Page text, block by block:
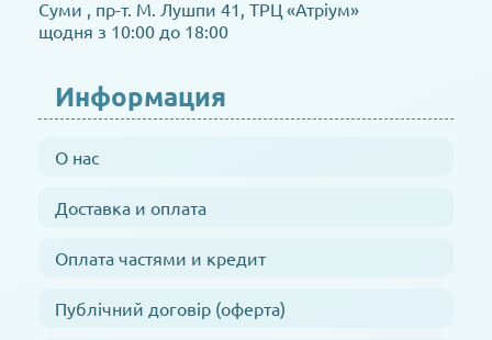
Суми , пр-т. М. Лушпи 41, ТРЦ «Атріум»
щодня з 10:00 до 18:00
Информация
О нас
Доставка и оплата
Оплата частями и кредит
Публічний договір (оферта)